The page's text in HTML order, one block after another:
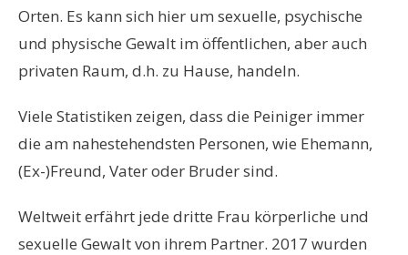
Orten. Es kann sich hier um sexuelle, psychische
und physische Gewalt im öffentlichen, aber auch
privaten Raum, d.h. zu Hause, handeln.
Viele Statistiken zeigen, dass die Peiniger immer
die am nahestehendsten Personen, wie Ehemann,
(Ex-)Freund, Vater oder Bruder sind.
Weltweit erfährt jede dritte Frau körperliche und
sexuelle Gewalt von ihrem Partner. 2017 wurden